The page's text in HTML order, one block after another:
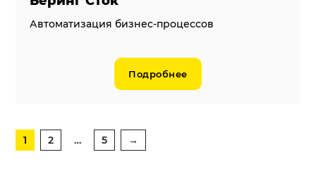
Автоматизация бизнес-процессов
Подробнее
1 2 … 5 →